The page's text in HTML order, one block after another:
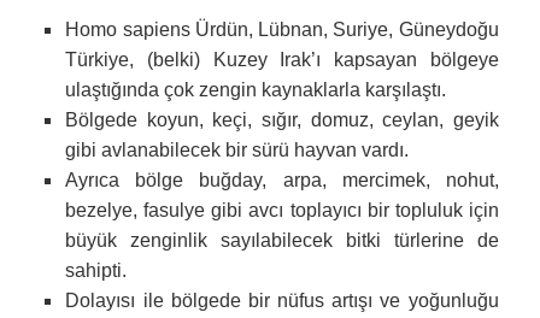
Homo sapiens Ürdün, Lübnan, Suriye, Güneydoğu
Türkiye, (belki) Kuzey Irak’ı kapsayan bölgeye
ulaştığında çok zengin kaynaklarla karşılaştı.
Bölgede koyun, keçi, sığır, domuz, ceylan, geyik
gibi avlanabilecek bir sürü hayvan vardı.
Ayrıca bölge buğday, arpa, mercimek, nohut,
bezelye, fasulye gibi avcı toplayıcı bir topluluk için
büyük zenginlik sayılabilecek bitki türlerine de
sahipti.
Dolayısı ile bölgede bir nüfus artışı ve yoğunluğu